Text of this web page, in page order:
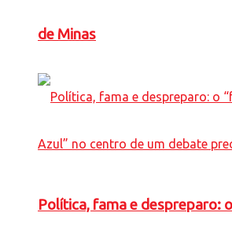
de Minas
Política, fama e despreparo: